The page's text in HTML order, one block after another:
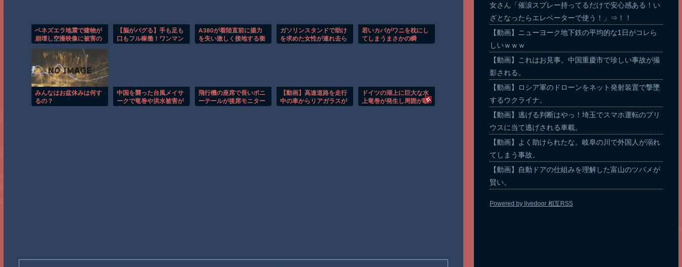
ベネズエラ地震で建物が
崩壊し空撮映像に被害の
【脳がバグる】手も足も
口もフル稼働！ワンマン
A380が着陸直前に揚力
を失い激しく接地する衝
ガソリンスタンドで助け
を求めた女性が連れ去ら
若いカバがワニを枕にし
てしまうまさかの瞬
みんなはお盆休みは何す
るの？
中国を襲った台風メイサ
ークで竜巻や洪水被害が
飛行機の座席で長いポニ
ーテールが後席モニター
【動画】高速道路を走行
中の車からリアガラスが
ドイツの湖上に巨大な水
上竜巻が発生し周囲が騒
女さん「催涙スプレー持ってるだけで安心感ある！い
ざとなったらエレベーターで使う！」⇒！！
【動画】ニューヨーク地下鉄の平均的な1日がコレら
しいｗｗｗ
【動画】これはお見事。中国重慶市で珍しい事故が撮
影される。
【動画】ロシア軍のドローンをネット発射装置で撃墜
するウクライナ。
【動画】逃げる判断はやっ！埼玉でスマホ運転のプリ
ウスに当て逃げされる車載。
【動画】よく助けられたな。岐阜の川で外国人が溺れ
てしまう事故。
【動画】自動ドアの仕組みを理解した富山のツバメが
賢い。
Powered by livedoor 相互RSS